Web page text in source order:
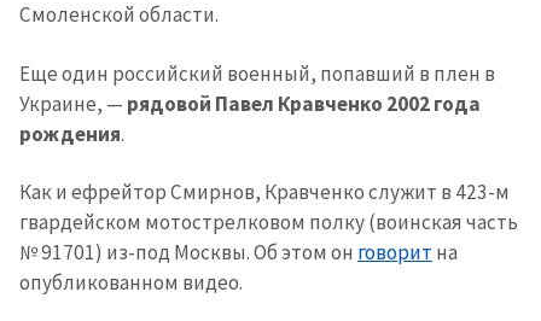
Смоленской области.
Еще один российский военный, попавший в плен в
Украине, — рядовой Павел Кравченко 2002 года
рождения.
Как и ефрейтор Смирнов, Кравченко служит в 423-м
гвардейском мотострелковом полку (воинская часть
№ 91701) из-под Москвы. Об этом он говорит на
опубликованном видео.
МОЯ НОВОСТЬ